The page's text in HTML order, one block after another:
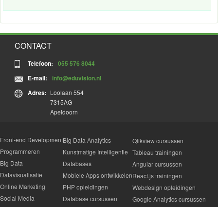
CONTACT
Telefoon:
055 576 8044
E-mail:
info@eduvision.nl
Adres: Loolaan 554
7315AG
Apeldoorn
Front-end Development
Programmeren
Big Data
Datavisualisatie
Online Marketing
Social Media
Big Data Analytics
Kunstmatige Intelligentie
Databases
Mobiele Apps ontwikkelen
PHP opleidingen
Database cursussen
Qlikview cursussen
Tableau trainingen
Angular cursussen
React.js trainingen
Webdesign opleidingen
Google Analytics cursussen